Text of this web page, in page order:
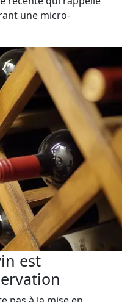
une micro-
est